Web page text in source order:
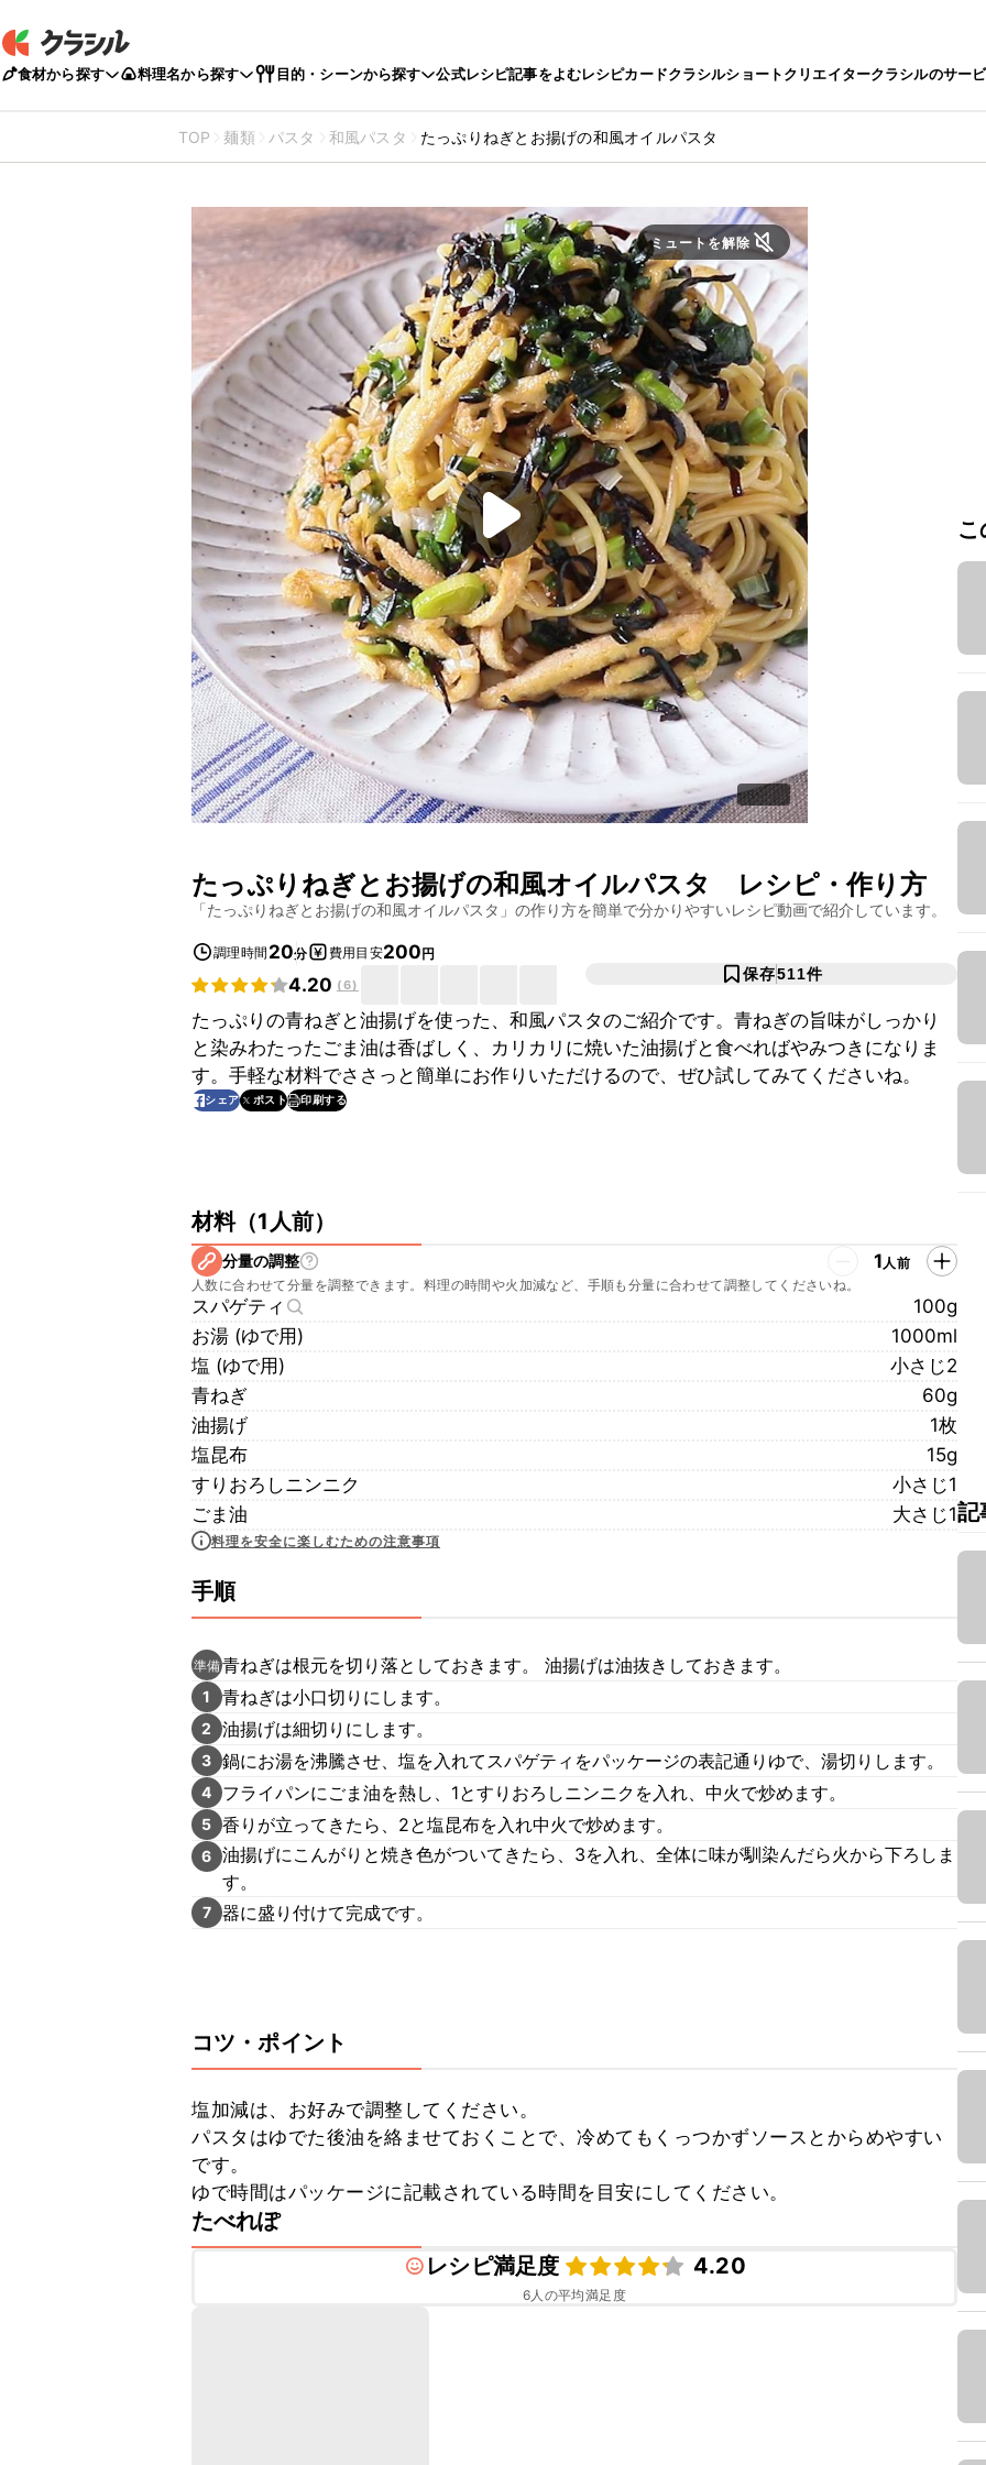
食材から探す 料理名から探す 目的・シーンから探す 公式レシピ記事をよむレシピカードクラシルショートクリエイタークラシルのサー
TOP 麺類 パスタ 和風パスタ たっぷりねぎとお揚げの和風オイルパスタ
ミュートを解除
たっぷりねぎとお揚げの和風オイルパスタ レシピ・作り方
「たっぷりねぎとお揚げの和風オイルパスタ 」の作り方を簡単で分かりやすいレシピ動画で紹介しています。
調理時間 20分 費用目安200円
4.20 (6)
保存511件
たっぷりの青ねぎと油揚げを使った、和風パスタのご紹介です。青ねぎの旨味がしっかり
と染みわたったごま油は香ばしく、カリカリに焼いた油揚げと食べればやみつきになりま
す。手軽な材料でささっと簡単にお作りいただけるので、ぜひ試してみてくださいね。
シェア ポスト 印刷する
材料（1人前）
分量の調整 1人前
人数に合わせて分量を調整できます。料理の時間や火加減など、手順も分量に合わせて調整してくださいね。
スパゲティ
100g
お湯 (ゆで用)
1000ml
塩 (ゆで用)
小さじ2
青ねぎ
60g
油揚げ
1枚
塩昆布
15g
すりおろしニンニク
小さじ1
ごま油
大さじ1
料理を安全に楽しむための注意事項
手順
準備青ねぎは根元を切り落としておきます。 油揚げは油抜きしておきます。
1 青ねぎは小口切りにします。
2 油揚げは細切りにします。
3 鍋にお湯を沸騰させ、塩を入れてスパゲティをパッケージの表記通りゆで、湯切りします。
4 フライパンにごま油を熱し、1とすりおろしニンニクを入れ、中火で炒めます。
5 香りが立ってきたら、2と塩昆布を入れ中火で炒めます。
6 油揚げにこんがりと焼き色がついてきたら、3を入れ、全体に味が馴染んだら火から下ろしま
す。
7 器に盛り付けて完成です。
コツ・ポイント
塩加減は、お好みで調整してください。
パスタはゆでた後油を絡ませておくことで、冷めてもくっつかずソースとからめやすい
です。
ゆで時間はパッケージに記載されている時間を目安にしてください。
たべれぽ
レシピ満足度
4.20
6人の平均満足度
記